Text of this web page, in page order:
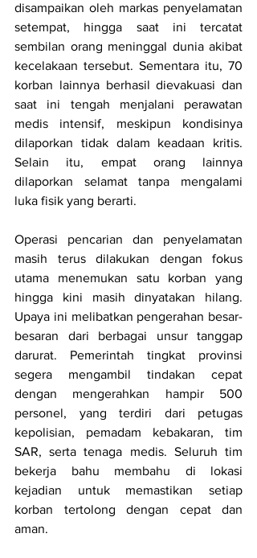
disampaikan oleh markas penyelamatan
setempat, hingga saat ini tercatat
sembilan orang meninggal dunia akibat
kecelakaan tersebut. Sementara itu, 70
korban lainnya berhasil dievakuasi dan
saat ini tengah menjalani perawatan
medis intensif, meskipun kondisinya
dilaporkan tidak dalam keadaan kritis.
Selain itu, empat orang lainnya
dilaporkan selamat tanpa mengalami
luka fisik yang berarti.
Operasi pencarian dan penyelamatan
masih terus dilakukan dengan fokus
utama menemukan satu korban yang
hingga kini masih dinyatakan hilang.
Upaya ini melibatkan pengerahan besar-
besaran dari berbagai unsur tanggap
darurat. Pemerintah tingkat provinsi
segera mengambil tindakan cepat
dengan mengerahkan hampir 500
personel, yang terdiri dari petugas
kepolisian, pemadam kebakaran, tim
SAR, serta tenaga medis. Seluruh tim
bekerja bahu membahu di lokasi
kejadian untuk memastikan setiap
korban tertolong dengan cepat dan
aman.